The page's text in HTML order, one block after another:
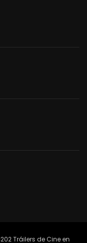
Tráilers de Cine en